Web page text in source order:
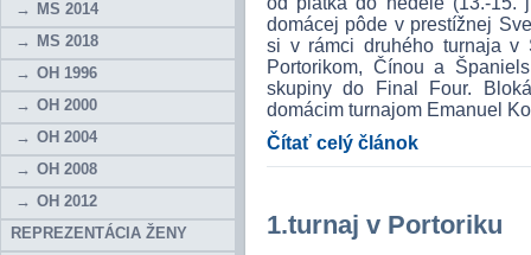
MS 2014
MS 2018
OH 1996
OH 2000
OH 2004
OH 2008
OH 2012
REPREZENTÁCIA ŽENY
domácej pôde v prestížnej
si v rámci druhého turnaja v
Portorikom, Čínou a
skupiny do Final Four.
domácim turnajom Emanuel
Čítať celý článok
1.turnaj v Portoriku